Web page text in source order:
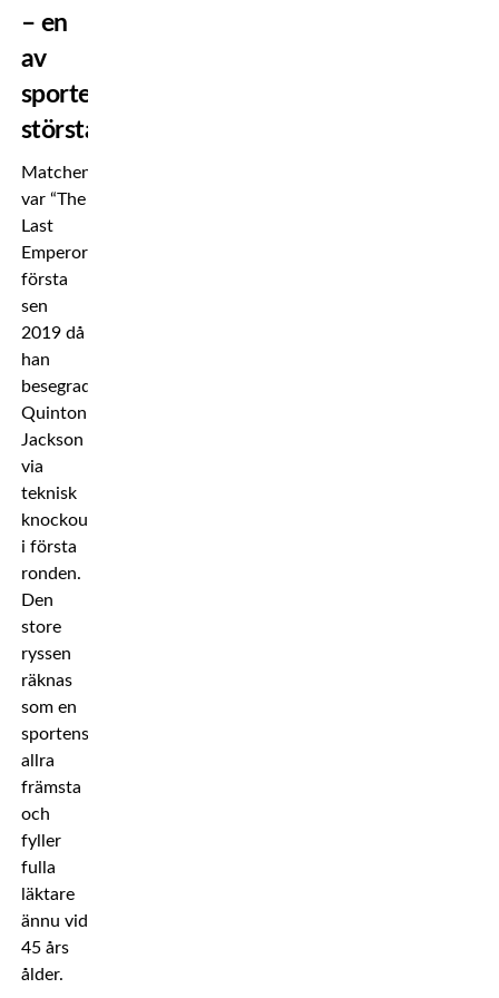
– en
av
sportens
största
Matchen
var “The
Last
Emperors”
första
sen
2019 då
han
besegrade
Quinton
Jackson
via
teknisk
knockout
i första
ronden.
Den
store
ryssen
räknas
som en
sportens
allra
främsta
och
fyller
fulla
läktare
ännu vid
45 års
ålder.